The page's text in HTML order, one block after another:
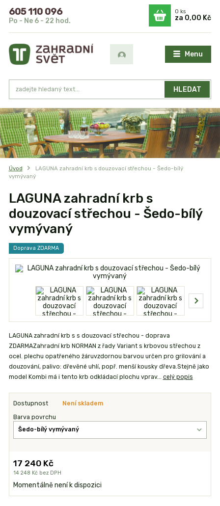
Menu
HLEDAT
605 110 096
Po - Ne 6 - 22 hod.
0ks
za 0,00 Kč
Úvod
LAGUNA zahradní krb s douzovací střechou - Šedo-bílý
vymývaný
LAGUNA zahradní krb s
douzovací střechou - Šedo-bílý
vymývaný
Doprava ZDARMA
LAGUNA zahradní krb s s douzovací střechou - doprava
ZDARMAZahradní krb NORMAN z řady Variant s krbovou střechou z
ocel. plechu opatřeného žáruvzdornou barvou určen pro grilování a
douzování, palivo: dřevěné uhlí, popř. menší kousky dřeva.Stejně jako
model Kombi má i tento krb odkládací plochu vprav... celý popis
Dostupnost Není skladem
Barva povrchu
17 240 Kč
14 248 Kč bez DPH
Momentálně není k dispozici